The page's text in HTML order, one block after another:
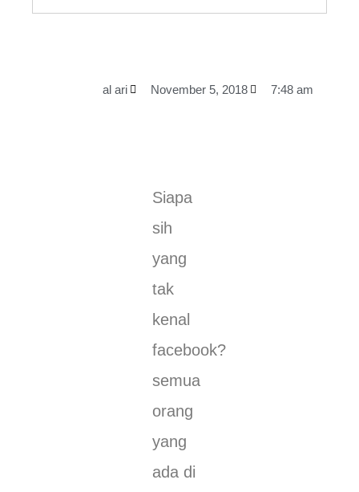
al ari November 5, 2018 7:48 am
Siapa
sih
yang
tak
kenal
facebook?
semua
orang
yang
ada di